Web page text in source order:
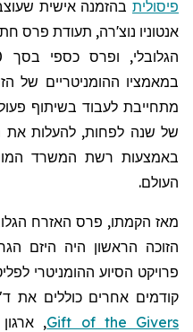
פיסולית בהזמנה אישית
אנטוניו נוצ'רה, תעודת פרס
במאמציו ההומניטריים של
מתחייבת לעבוד בשיתוף
של שנה לפחות, להעלות את
העולם.
מאז הקמתו, פרס האזרח
הזוכה הראשון היה היזם
פרויקט הסיוע ההומניטרי
קודמים אחרים כוללים את
Gift of the Givers
,